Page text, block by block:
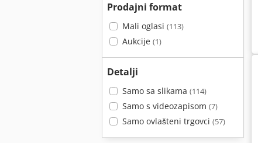
Prodajni format
Mali oglasi (113)
Aukcije (1)
Detalji
Samo sa slikama (114)
Samo s videozapisom (7)
Samo ovlašteni trgovci (57)